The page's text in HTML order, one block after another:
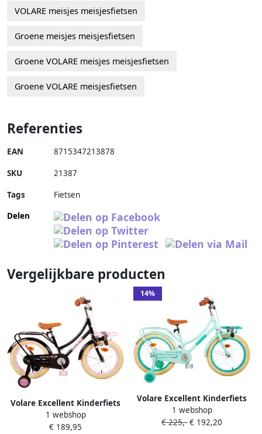
VOLARE meisjes meisjesfietsen
Groene meisjes meisjesfietsen
Groene VOLARE meisjes meisjesfietsen
Groene VOLARE meisjesfietsen
Referenties
EAN 8715347213878
SKU 21387
Tags
Fietsen
Delen
Vergelijkbare producten
Volare Excellent Kinderfiets
Meisjes 16 inch Zwart 95%
afgemonteerd
1 webshop
€ 189,95
14%
Volare Excellent Kinderfiets
Meisjes 18 inch Groen 95%
afgemonteerd
1 webshop
€ 225,- € 192,20